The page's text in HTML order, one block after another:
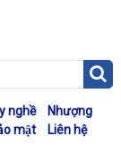
nghề
Nhượng
mật Liên hệ